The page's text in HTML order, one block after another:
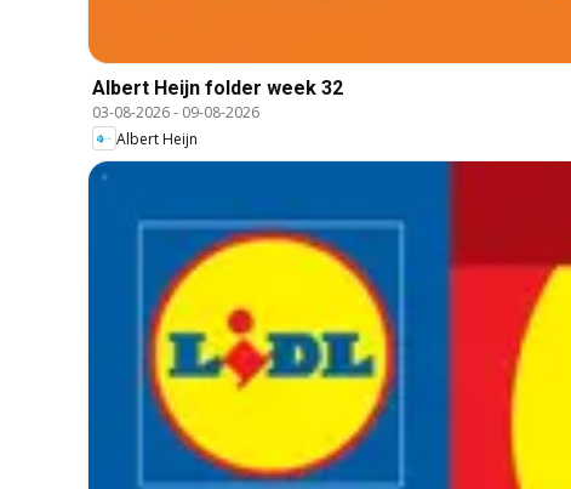
Albert Heijn folder week 32
03-08-2026- 09-08-2026
Albert Heijn